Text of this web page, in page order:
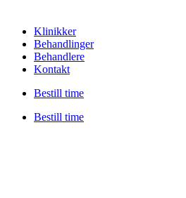
Klinikker
Behandlinger
Behandlere
Kontakt
Bestill time
Bestill time